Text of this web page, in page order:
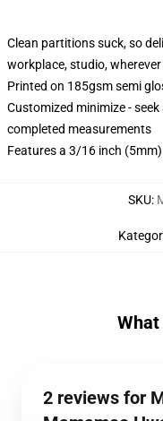
Clean partitions suck, so
workplace, studio, wherever
Printed on 185gsm semi
Customized minimize -
completed measurements
Features a 3/16 inch
SKU:
2 reviews for